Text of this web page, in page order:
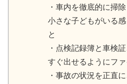
・車内を徹底的に掃
小さな子どもがいる
と
・点検記録簿と車検
すぐ出せるようにフ
・事故の状況を正直